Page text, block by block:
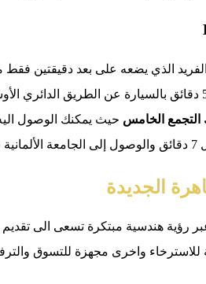
الذي يضعه على بعد دقيقتين
التجمع الخامس حيث يمكنك الوصول اليه في
الجديدة
رؤية هندسية مبتكرة تسعى الى
واخرى مجهزة للتسوق